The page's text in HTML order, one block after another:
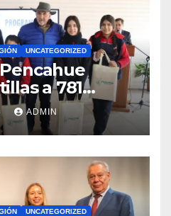
UNCATEGORIZED
a 781
recursos del
ADMIN
UNCATEGORIZED